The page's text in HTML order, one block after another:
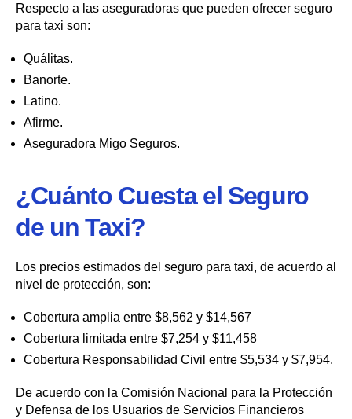
Respecto a las aseguradoras que pueden ofrecer seguro
para taxi son:
Quálitas.
Banorte.
Latino.
Afirme.
Aseguradora Migo Seguros.
¿Cuánto Cuesta el Seguro
de un Taxi?
Los precios estimados del seguro para taxi, de acuerdo al
nivel de protección, son:
Cobertura amplia entre $8,562 y $14,567
Cobertura limitada entre $7,254 y $11,458
Cobertura Responsabilidad Civil entre $5,534 y $7,954.
De acuerdo con la Comisión Nacional para la Protección
y Defensa de los Usuarios de Servicios Financieros